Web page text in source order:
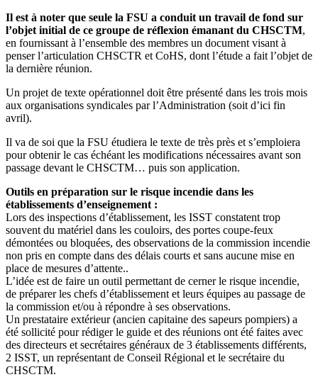
Il est à noter que seule la FSU a conduit un travail de fond sur
l’objet initial de ce groupe de réflexion émanant du CHSCTM,
en fournissant à l’ensemble des membres un document visant à
penser l’articulation CHSCTR et CoHS, dont l’étude a fait l’objet de
la dernière réunion.
Un projet de texte opérationnel doit être présenté dans les trois mois
aux organisations syndicales par l’Administration (soit d’ici fin
avril).
Il va de soi que la FSU étudiera le texte de très près et s’emploiera
pour obtenir le cas échéant les modifications nécessaires avant son
passage devant le CHSCTM… puis son application.
Outils en préparation sur le risque incendie dans les
établissements d’enseignement :
Lors des inspections d’établissement, les ISST constatent trop
souvent du matériel dans les couloirs, des portes coupe-feux
démontées ou bloquées, des observations de la commission incendie
non pris en compte dans des délais courts et sans aucune mise en
place de mesures d’attente..
L’idée est de faire un outil permettant de cerner le risque incendie,
de préparer les chefs d’établissement et leurs équipes au passage de
la commission et/ou à répondre à ses observations.
Un prestataire extérieur (ancien capitaine des sapeurs pompiers) a
été sollicité pour rédiger le guide et des réunions ont été faites avec
des directeurs et secrétaires généraux de 3 établissements différents,
2 ISST, un représentant de Conseil Régional et le secrétaire du
CHSCTM.